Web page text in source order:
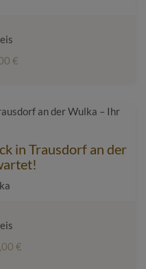
€
in Trausdorf an der
€